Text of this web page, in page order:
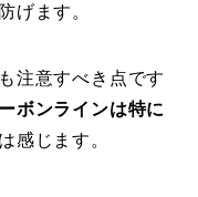
げます。
注意すべき点です
ボンラインは特に
感じます。